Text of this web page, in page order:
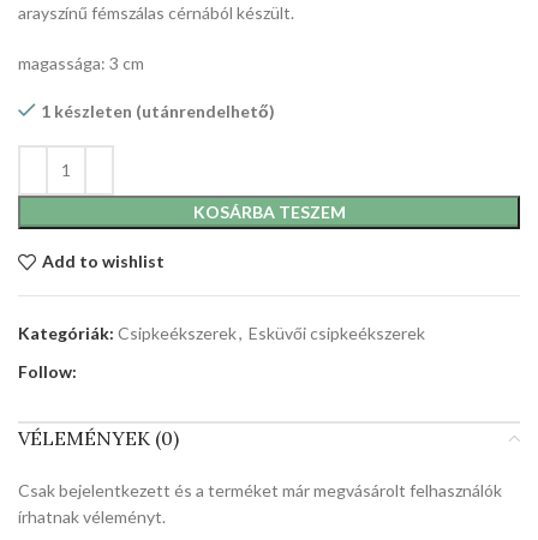
arayszínű fémszálas cérnából készült.
magassága: 3 cm
1 készleten (utánrendelhető)
KOSÁRBA TESZEM
Add to wishlist
Kategóriák: Csipkeékszerek, Esküvői csipkeékszerek
Follow:
VÉLEMÉNYEK (0)
Csak bejelentkezett és a terméket már megvásárolt felhasználók
írhatnak véleményt.